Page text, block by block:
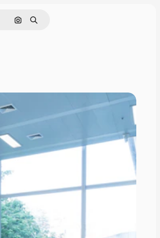
Поиск по изображению
Поиск